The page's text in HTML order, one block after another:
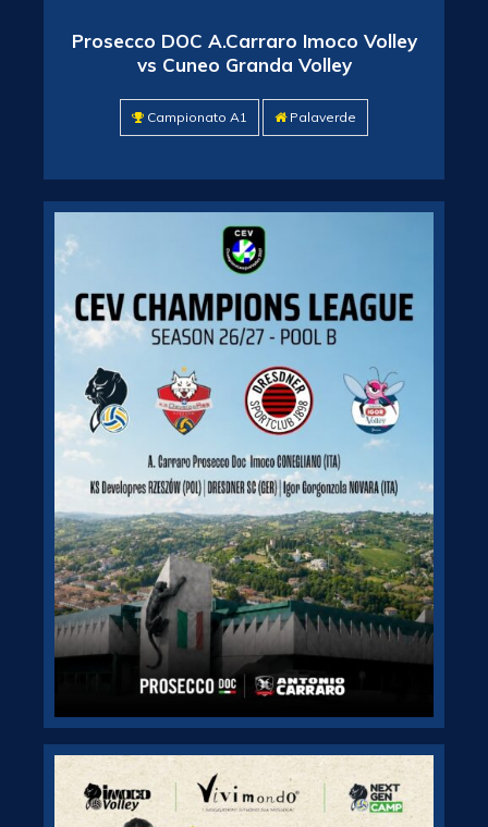
Prosecco DOC A.Carraro Imoco Volley
vs Cuneo Granda Volley
Campionato A1 Palaverde